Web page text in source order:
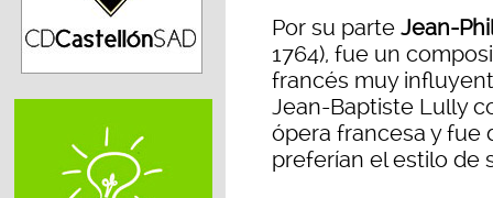
Por su parte Jean-
1764), fue un
francés muy
Jean-Baptiste Lully
ópera francesa y fue
preferían el estilo de